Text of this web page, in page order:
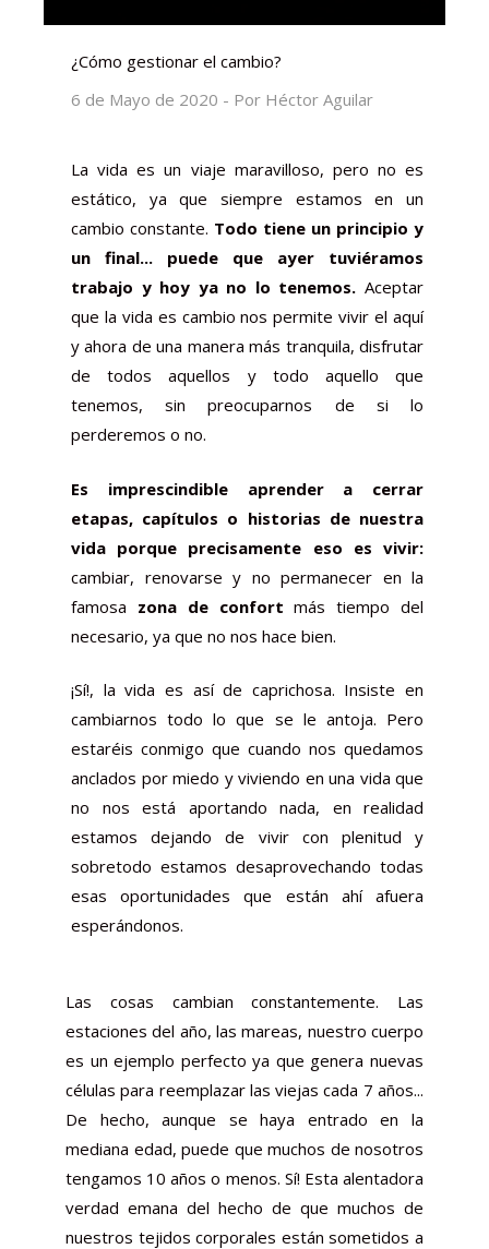
¿Cómo gestionar el cambio?
6 de Mayo de 2020 - Por Héctor Aguilar
La vida es un viaje maravilloso, pero no es
estático, ya que siempre estamos en un
cambio constante. Todo tiene un principio y
un final... puede que ayer tuviéramos
trabajo y hoy ya no lo tenemos. Aceptar
que la vida es cambio nos permite vivir el aquí
y ahora de una manera más tranquila, disfrutar
de todos aquellos y todo aquello que
tenemos, sin preocuparnos de si lo
perderemos o no.
Es imprescindible aprender a cerrar
etapas, capítulos o historias de nuestra
vida porque precisamente eso es vivir:
cambiar, renovarse y no permanecer en la
famosa zona de confort más tiempo del
necesario, ya que no nos hace bien.
¡Sí!, la vida es así de caprichosa. Insiste en
cambiarnos todo lo que se le antoja. Pero
estaréis conmigo que cuando nos quedamos
anclados por miedo y viviendo en una vida que
no nos está aportando nada, en realidad
estamos dejando de vivir con plenitud y
sobretodo estamos desaprovechando todas
esas oportunidades que están ahí afuera
esperándonos.
Las cosas cambian constantemente. Las
estaciones del año, las mareas, nuestro cuerpo
es un ejemplo perfecto ya que genera nuevas
células para reemplazar las viejas cada 7 años...
De hecho, aunque se haya entrado en la
mediana edad, puede que muchos de nosotros
tengamos 10 años o menos. Sí! Esta alentadora
verdad emana del hecho de que muchos de
nuestros tejidos corporales están sometidos a